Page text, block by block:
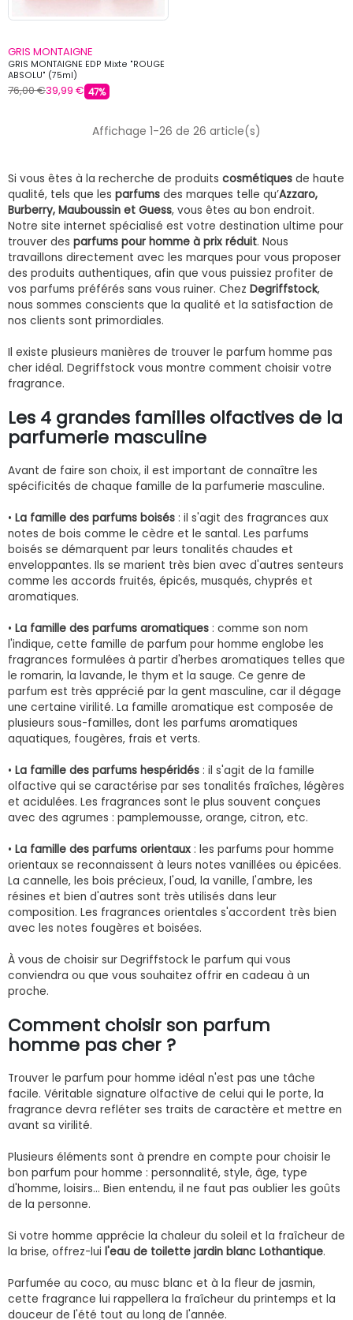
GRIS MONTAIGNE
GRIS MONTAIGNE EDP Mixte "ROUGE
ABSOLU" (75ml)
76,00 €39,99 € 47%
Affichage 1-26 de 26 article(s)
Si vous êtes à la recherche de produits cosmétiques de haute
qualité, tels que les parfums des marques telle qu’Azzaro,
Burberry, Mauboussin et Guess, vous êtes au bon endroit.
Notre site internet spécialisé est votre destination ultime pour
trouver des parfums pour homme à prix réduit. Nous
travaillons directement avec les marques pour vous proposer
des produits authentiques, afin que vous puissiez profiter de
vos parfums préférés sans vous ruiner. Chez Degriffstock,
nous sommes conscients que la qualité et la satisfaction de
nos clients sont primordiales.
Il existe plusieurs manières de trouver le parfum homme pas
cher idéal. Degriffstock vous montre comment choisir votre
fragrance.
Les 4 grandes familles olfactives de la
parfumerie masculine
Avant de faire son choix, il est important de connaître les
spécificités de chaque famille de la parfumerie masculine.
• La famille des parfums boisés : il s'agit des fragrances aux
notes de bois comme le cèdre et le santal. Les parfums
boisés se démarquent par leurs tonalités chaudes et
enveloppantes. Ils se marient très bien avec d'autres senteurs
comme les accords fruités, épicés, musqués, chyprés et
aromatiques.
• La famille des parfums aromatiques : comme son nom
l'indique, cette famille de parfum pour homme englobe les
fragrances formulées à partir d'herbes aromatiques telles que
le romarin, la lavande, le thym et la sauge. Ce genre de
parfum est très apprécié par la gent masculine, car il dégage
une certaine virilité. La famille aromatique est composée de
plusieurs sous-familles, dont les parfums aromatiques
aquatiques, fougères, frais et verts.
• La famille des parfums hespéridés : il s'agit de la famille
olfactive qui se caractérise par ses tonalités fraîches, légères
et acidulées. Les fragrances sont le plus souvent conçues
avec des agrumes : pamplemousse, orange, citron, etc.
• La famille des parfums orientaux : les parfums pour homme
orientaux se reconnaissent à leurs notes vanillées ou épicées.
La cannelle, les bois précieux, l'oud, la vanille, l'ambre, les
résines et bien d'autres sont très utilisés dans leur
composition. Les fragrances orientales s'accordent très bien
avec les notes fougères et boisées.
À vous de choisir sur Degriffstock le parfum qui vous
conviendra ou que vous souhaitez offrir en cadeau à un
proche.
Comment choisir son parfum
homme pas cher ?
Trouver le parfum pour homme idéal n'est pas une tâche
facile. Véritable signature olfactive de celui qui le porte, la
fragrance devra refléter ses traits de caractère et mettre en
avant sa virilité.
Plusieurs éléments sont à prendre en compte pour choisir le
bon parfum pour homme : personnalité, style, âge, type
d'homme, loisirs… Bien entendu, il ne faut pas oublier les goûts
de la personne.
Si votre homme apprécie la chaleur du soleil et la fraîcheur de
la brise, offrez-lui l'eau de toilette jardin blanc Lothantique.
Parfumée au coco, au musc blanc et à la fleur de jasmin,
cette fragrance lui rappellera la fraîcheur du printemps et la
douceur de l'été tout au long de l'année.